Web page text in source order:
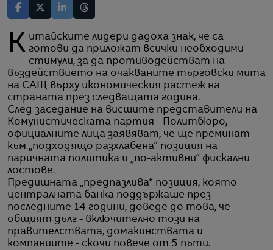
Китайските лидери дадоха знак, че са готови да приложат всички необходими
стимули, за да противодействат на
въздействието на очакваните търговски мита
на САЩ върху икономическия растеж на
страната през следващата година.
След заседание на висшите представители на
Комунистическата партия - Политбюро,
официалните лица заявяват, че ще преминат
към „подходящо разхлабена“ позиция на
паричната политика и „по-активни“ фискални
лостове.
Предишната „предпазлива“ позиция, която
централната банка поддържаше през
последните 14 години, доведе до това, че
общият дълг - включително този на
правителствата, домакинствата и
компаниите - скочи повече от 5 пъти.